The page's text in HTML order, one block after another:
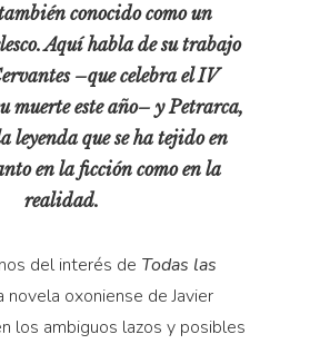
conocido como un
Aquí habla de su trabajo
–que celebra el IV
muerte este año– y Petrarca,
leyenda que se ha tejido en
en la ficción como en la
realidad.
del interés de Todas las
novela oxoniense de Javier
los ambiguos lazos y posibles